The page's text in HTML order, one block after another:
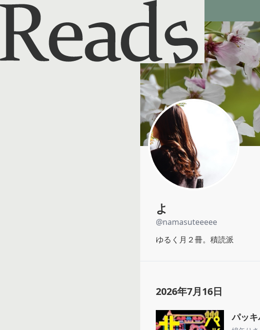
Reads - 読書のSNS＆記録アプリ
よ
@namasuteeeee
ゆるく月２冊。積読派
2026年7月16日
パッ